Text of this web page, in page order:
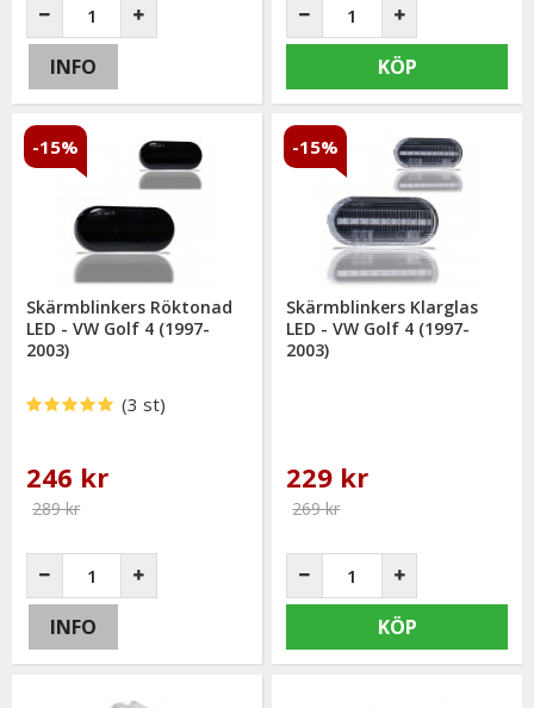
INFO KÖP
Skärmblinkers Röktonad
LED - VW Golf 4 (1997-
2003)
(3 st)
246 kr
289 kr
-15%
INFO
Skärmblinkers Klarglas
LED - VW Golf 4 (1997-
2003)
229 kr
269 kr
-15%
KÖP